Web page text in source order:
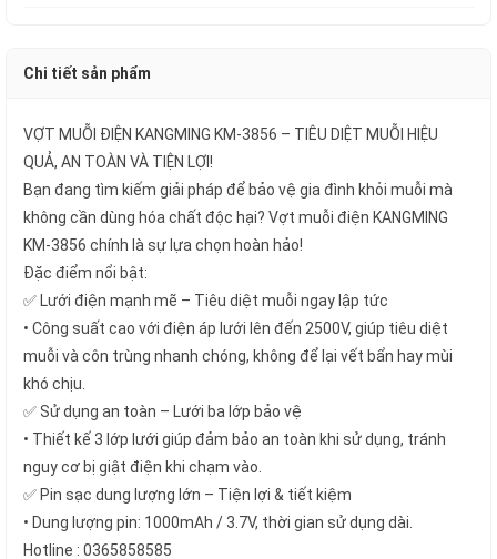
Chi tiết sản phẩm
VỢT MUỖI ĐIỆN KANGMING KM-3856 – TIÊU DIỆT MUỖI HIỆU
QUẢ, AN TOÀN VÀ TIỆN LỢI!
Bạn đang tìm kiếm giải pháp để bảo vệ gia đình khỏi muỗi mà
không cần dùng hóa chất độc hại? Vợt muỗi điện KANGMING
KM-3856 chính là sự lựa chọn hoàn hảo!
Đặc điểm nổi bật:
✅ Lưới điện mạnh mẽ – Tiêu diệt muỗi ngay lập tức
• Công suất cao với điện áp lưới lên đến 2500V, giúp tiêu diệt
muỗi và côn trùng nhanh chóng, không để lại vết bẩn hay mùi
khó chịu.
✅ Sử dụng an toàn – Lưới ba lớp bảo vệ
• Thiết kế 3 lớp lưới giúp đảm bảo an toàn khi sử dụng, tránh
nguy cơ bị giật điện khi chạm vào.
✅ Pin sạc dung lượng lớn – Tiện lợi & tiết kiệm
• Dung lượng pin: 1000mAh / 3.7V, thời gian sử dụng dài.
Hotline : 0365858585